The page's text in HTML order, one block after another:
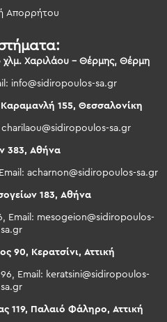
Απορρήτου
χλμ. Χαριλάου – Θέρμης, Θέρμη
info@sidiropoulos-sa.gr
155, Θεσσαλονίκη
charilaou@sidiropoulos-sa.gr
383, Αθήνα
acharnon@sidiropoulos-sa.gr
183, Αθήνα
Email: mesogeion@sidiropoulos-
sa.gr
90, Κερατσίνι, Αττική
Email: keratsini@sidiropoulos-
sa.gr
119, Παλαιό Φάληρο, Αττική